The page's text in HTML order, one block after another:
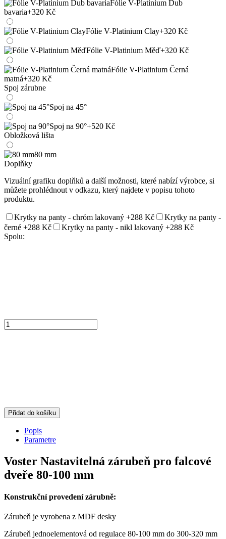
Fólie V-Platinium Dub
bavaria+320 Kč
Fólie V-Platinium Clay+320 Kč
Fólie V-Platinium Měď+320 Kč
Fólie V-Platinium Černá
matná+320 Kč
Spoj zárubne
Spoj na 45°
Spoj na 90°+520 Kč
Obložková lišta
80 mm
Doplňky
Vizuální grafiku doplňků a další možnosti, které nabízí výrobce, si
můžete prohlédnout v odkazu, který najdete v popisu tohoto
produktu.
Krytky na panty - chróm lakovaný +288 Kč
Krytky na panty -
černé +288 Kč Krytky na panty - nikl lakovaný +288 Kč
Spolu:
Přidat do košíku
Popis
Parametre
Voster Nastavitelná zárubeň pro falcové
dveře 80-100 mm
Konstrukční provedení zárubně:
Zárubeň je vyrobena z MDF desky
Zárubeň jednoelementová od regulace 80-100 mm do 300-320 mm